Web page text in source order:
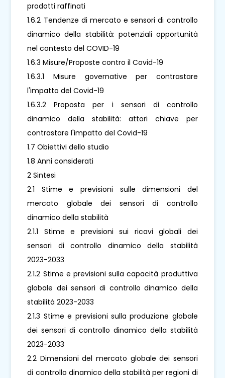
prodotti raffinati
1.6.2 Tendenze di mercato e sensori di controllo
dinamico della stabilità: potenziali opportunità
nel contesto del COVID-19
1.6.3 Misure/Proposte contro il Covid-19
1.6.3.1 Misure governative per contrastare
l'impatto del Covid-19
1.6.3.2 Proposta per i sensori di controllo
dinamico della stabilità: attori chiave per
contrastare l'impatto del Covid-19
1.7 Obiettivi dello studio
1.8 Anni considerati
2 Sintesi
2.1 Stime e previsioni sulle dimensioni del
mercato globale dei sensori di controllo
dinamico della stabilità
2.1.1 Stime e previsioni sui ricavi globali dei
sensori di controllo dinamico della stabilità
2023-2033
2.1.2 Stime e previsioni sulla capacità produttiva
globale dei sensori di controllo dinamico della
stabilità 2023-2033
2.1.3 Stime e previsioni sulla produzione globale
dei sensori di controllo dinamico della stabilità
2023-2033
2.2 Dimensioni del mercato globale dei sensori
di controllo dinamico della stabilità per regioni di